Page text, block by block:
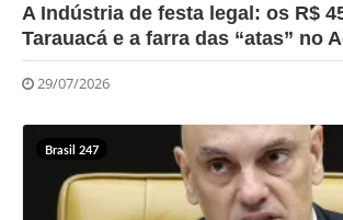
?>
A Indústria de festa legal: os R$
Tarauacá e a farra das “atas” no
29/07/2026
Brasil 247